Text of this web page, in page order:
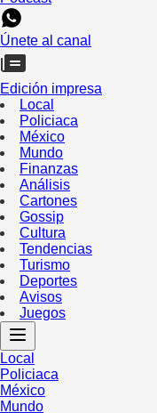
Únete al canal
Edición impresa
Local
Policiaca
México
Mundo
Finanzas
Análisis
Cartones
Gossip
Cultura
Tendencias
Turismo
Deportes
Avisos
Juegos
Local
Policiaca
México
Mundo